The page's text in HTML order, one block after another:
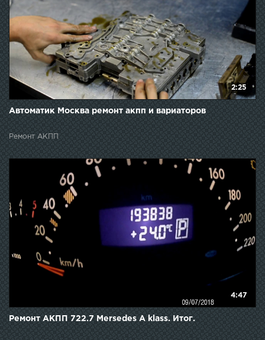
2:25
Автоматик Москва ремонт акпп и вариаторов
Ремонт АКПП
4:47
Ремонт АКПП 722.7 Mersedes A klass. Итог.